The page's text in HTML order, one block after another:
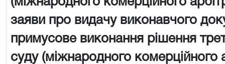
заяви про видачу виконавчого
примусове виконання рішення
суду (міжнародного комерційного